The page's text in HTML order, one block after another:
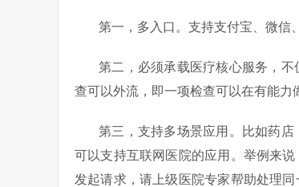
第一，多入口。支持支付宝、微信
第二，必须承载医疗核心服务，
查可以外流，即一项检查可以在有能力
第三，支持多场景应用。比如药
可以支持互联网医院的应用。举例来
发起请求，请上级医院专家帮助处理